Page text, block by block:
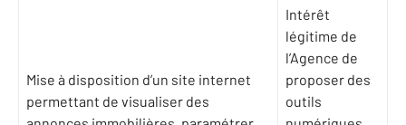
Mise à disposition d’un site internet
permettant de visualiser des
Intérêt
légitime de
l’Agence de
proposer des
outils